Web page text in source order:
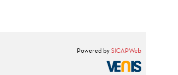
Powered by SICAPWeb